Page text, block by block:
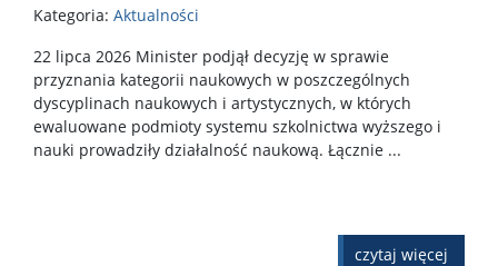
Kategoria: Aktualności
22 lipca 2026 Minister podjął decyzję w sprawie
przyznania kategorii naukowych w poszczególnych
dyscyplinach naukowych i artystycznych, w których
ewaluowane podmioty systemu szkolnictwa wyższego i
nauki prowadziły działalność naukową. Łącznie ...
czytaj więcej